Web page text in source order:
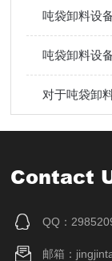
吨袋卸料设
吨袋卸料设
对于吨袋卸
Contact
QQ：
邮箱：